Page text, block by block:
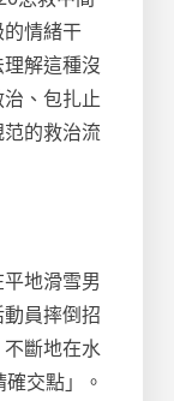
情緒干
解這種沒
、包扎止
的救治流
地滑雪男
員摔倒招
斷地在水
交點」。